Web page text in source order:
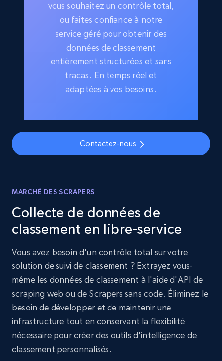
vous souhaitez un contrôle total,
ou faites confiance à notre
service géré pour obtenir des
données de classement
entièrement structurées et sans
tracas. En temps réel et
adaptées à vos besoins.
Contactez-nous
MARCHÉ DES SCRAPERS
Collecte de données de
classement en libre-service
Vous avez besoin d'un contrôle total sur votre
solution de suivi de classement ? Extrayez vous-
même les données de classement à l'aide d'API de
scraping web ou de Scrapers sans code. Éliminez le
besoin de développer et de maintenir une
infrastructure tout en conservant la flexibilité
nécessaire pour créer des outils d'intelligence de
classement personnalisés.